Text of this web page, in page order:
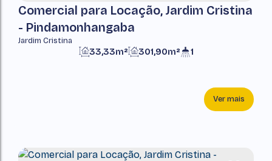
Comercial para Locação, Jardim Cristina
- Pindamonhangaba
Jardim Cristina
1
33,33m² 301,90m²
Ver mais